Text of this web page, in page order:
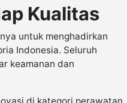
Kualitas
untuk menghadirkan
Indonesia. Seluruh
keamanan dan